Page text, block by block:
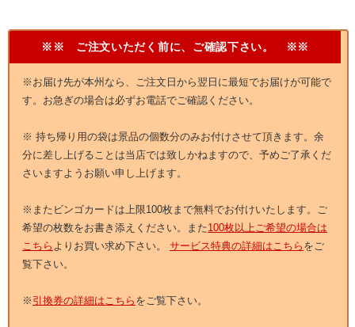
※※ ご注文いただく前に、ご確認下さい。 ※※
※お届け先が本州なら、ご注文日から翌日に最短でお届けが可能で
す。お急ぎの場合は必ずお電話でご確認ください。
※ 持ち帰り用の袋は景品の個数分のみお付けさせて頂きます。余
分に差し上げることは当店では致しかねますので、予めご了承くだ
さいますようお願い申し上げます。
※またビンゴカードは上限100枚まで無料でお付けいたします。ご
希望の枚数をお書き添えください。また100枚以上ご希望の場合は
こちら よりお買い求め下さい。 サービス特典の詳細はこちら をご
覧下さい。
※ 引換券の詳細はこちら をご覧下さい。